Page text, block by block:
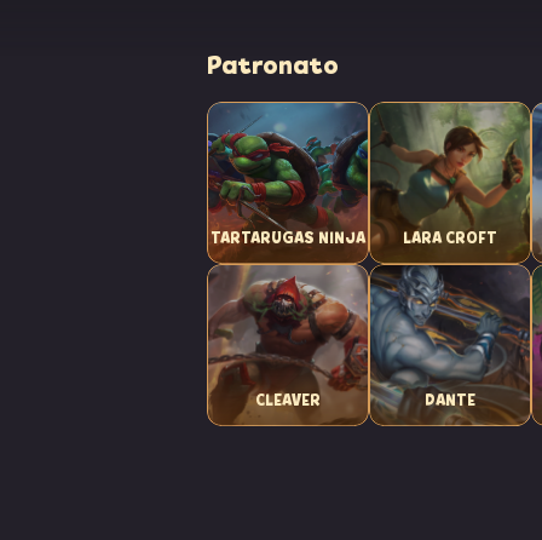
Patronato
TARTARUGAS NINJA LARA CROFT
CLEAVER DANTE